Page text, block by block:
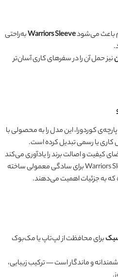
می‌شودWarriors Sleeveبه‌راحتی
نیز حمل آن را در سفرهای کاری آسان‌تر
کوردورا، این مدل را به محصولی با
یا رسمی تبدیل کرده است.
کیفیت و اصالت برند را یادآوری می‌کند
— جزئیاتی که نشان می‌دهند Warriors Sleeve برای سادگی معمولی ساخته
که به جزئیات اهمیت می‌دهند.
برای محافظت از لپ‌تاپ یا مک‌بوک
و ماندگار است — ترکیب زیبایی،